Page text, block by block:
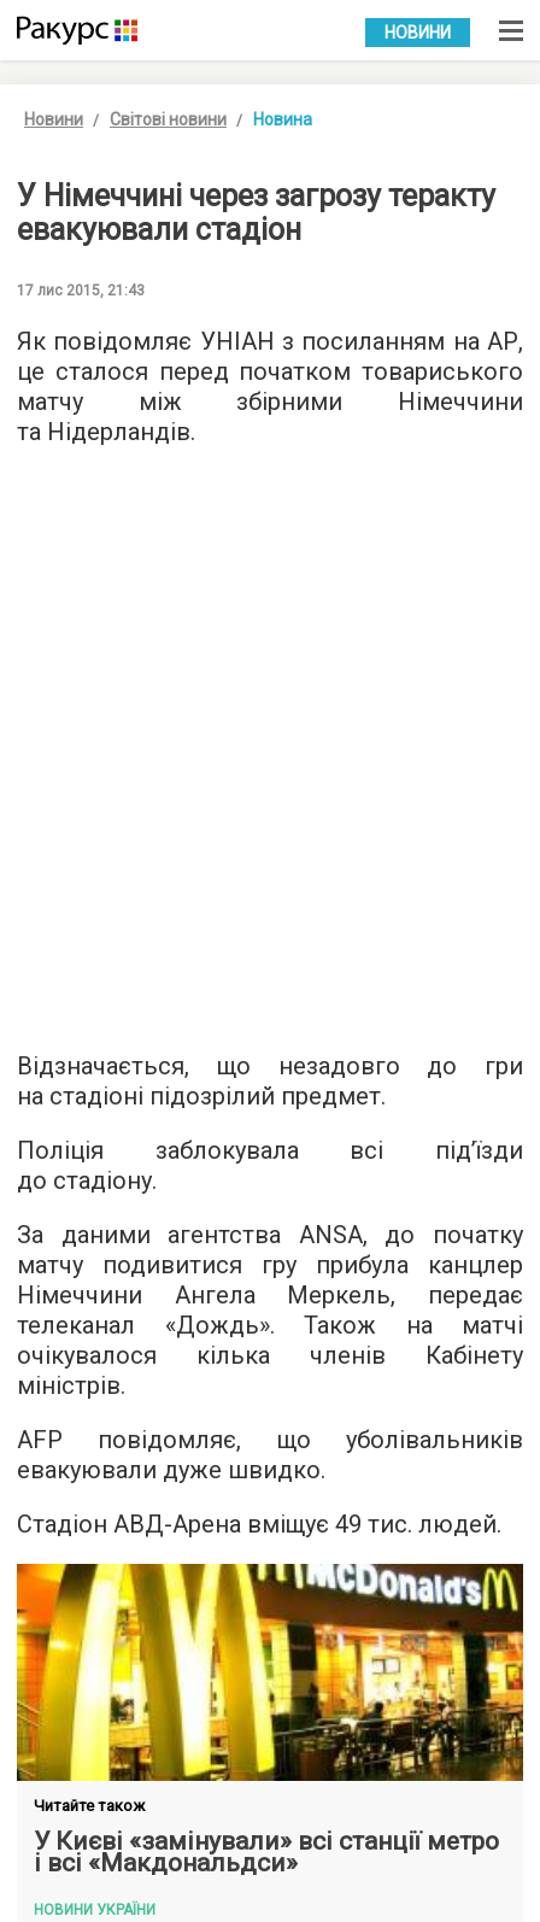
УКР РУС
НОВИНИ
Новини Світові новини Новина
У Німеччині через загрозу теракту
евакуювали стадіон
17 лис 2015, 21:43
Як повідомляє УНІАН з посиланням на АР,
це сталося перед початком товариського
матчу між збірними Німеччини
та Нідерландів.
Відзначається, що незадовго до гри
на стадіоні підозрілий предмет.
Поліція заблокувала всі під’їзди
до стадіону.
За даними агентства ANSA, до початку
матчу подивитися гру прибула канцлер
Німеччини Ангела Меркель, передає
телеканал «Дождь». Також на матчі
очікувалося кілька членів Кабінету
міністрів.
AFP повідомляє, що уболівальників
евакуювали дуже швидко.
Стадіон АВД-Арена вміщує 49 тис. людей.
Читайте також
У Києві «замінували» всі станції метро
і всі «Макдональдси»
НОВИНИ УКРАЇНИ